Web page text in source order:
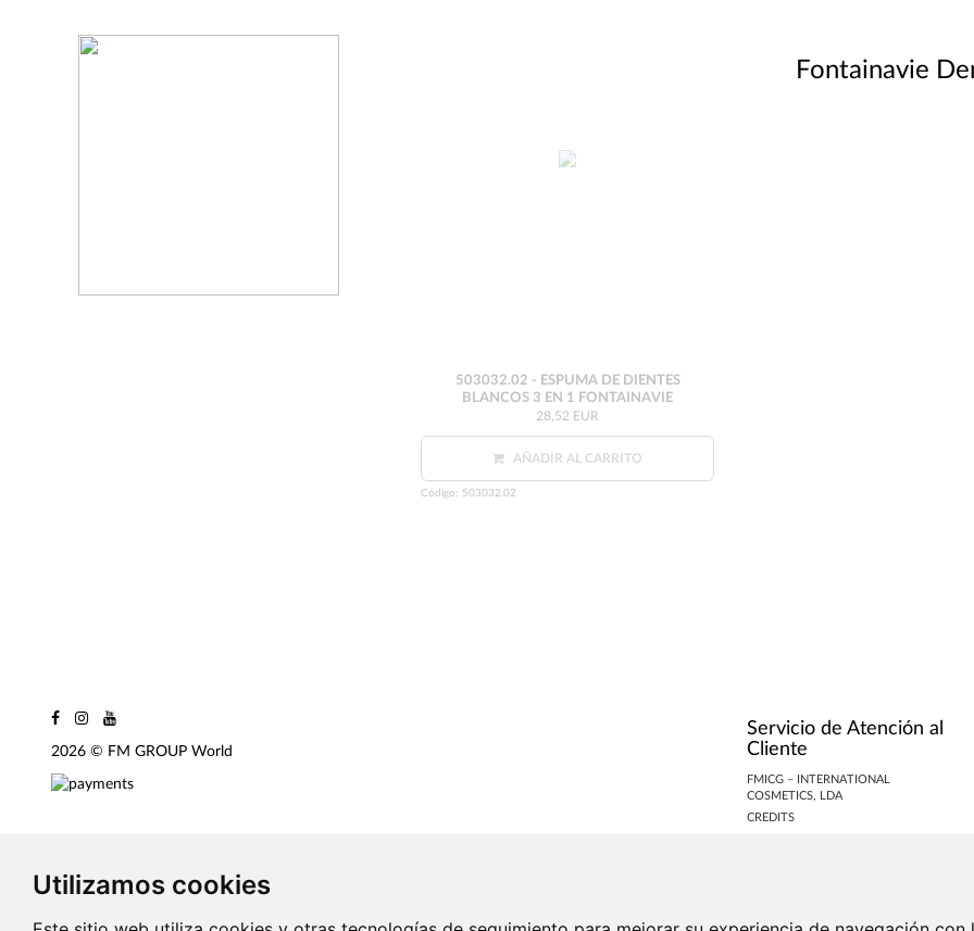
Fontainavie
503032.02 - ESPUMA DE DIENTES
BLANCOS 3 EN 1 FONTAINAVIE
28,52 EUR
AÑADIR AL CARRITO
Código: 503032.02
2026 © FM GROUP World
Servicio de Atención al
Cliente
FMICG – INTERNATIONAL
COSMETICS, LDA
CREDITS
Utilizamos cookies